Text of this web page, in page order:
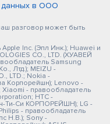
данных в ООО
разговор может быть
Inc. (Эпл Инк.); Huawei и
CO., LTD. (ХУАВЕЙ
Samsung
Лтд.); MEIZU -
LTD.; Nokia -
Корпорейшн); Lenovo -
- правообладатель
HTC -
Ти-Си КОРПОРЕЙШН); LG -
- правообладатель
Н.В.); Sony -